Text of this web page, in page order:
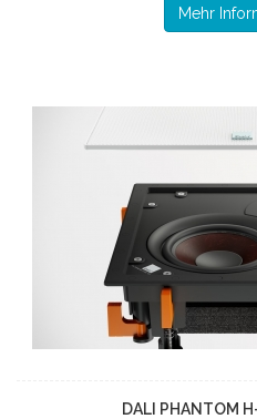
Mehr
DALI PHANTOM